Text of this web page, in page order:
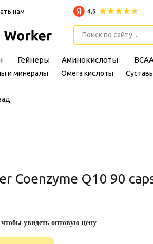
Гейнеры Аминокислоты
и минералы Омега кислоты
Поиск по сайту...
нам
Coenzyme Q10 90
увидеть оптовую цену